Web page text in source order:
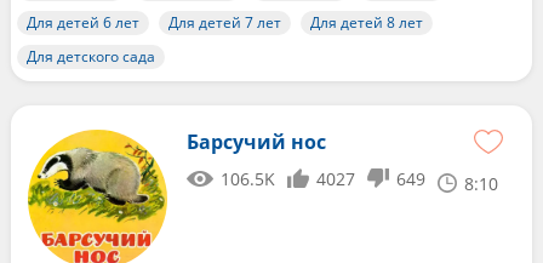
Для детей 6 лет
Для детей 7 лет
Для детей 8 лет
Для детского сада
Барсучий нос
106.5K 4027 649 8:10